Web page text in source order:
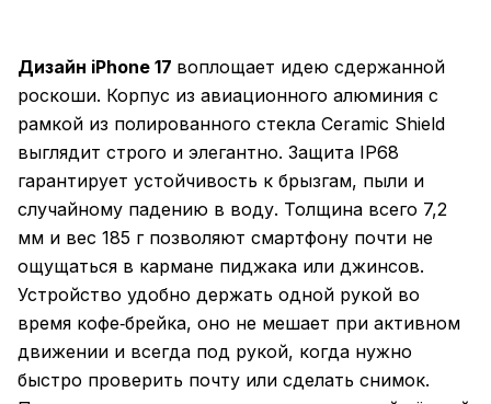
Дизайн iPhone 17 воплощает идею сдержанной
роскоши. Корпус из авиационного алюминия с
рамкой из полированного стекла Ceramic Shield
выглядит строго и элегантно. Защита IP68
гарантирует устойчивость к брызгам, пыли и
случайному падению в воду. Толщина всего 7,2
мм и вес 185 г позволяют смартфону почти не
ощущаться в кармане пиджака или джинсов.
Устройство удобно держать одной рукой во
время кофе‑брейка, оно не мешает при активном
движении и всегда под рукой, когда нужно
быстро проверить почту или сделать снимок.